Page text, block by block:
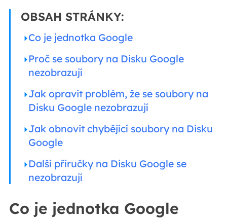
OBSAH STRÁNKY:
Co je jednotka Google
Proč se soubory na Disku Google
nezobrazují
Jak opravit problém, že se soubory na
Disku Google nezobrazují
Jak obnovit chybějící soubory na Disku
Google
Další příručky na Disku Google se
nezobrazují
Co je jednotka Google